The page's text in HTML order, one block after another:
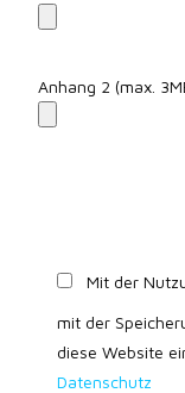
Anhang 2 (max.
Mit der
mit der
diese Website
Datenschutz